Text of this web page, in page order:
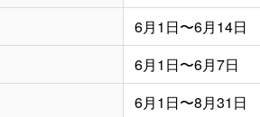
6月1日〜6月14日
6月1日〜6月7日
6月1日〜8月31日